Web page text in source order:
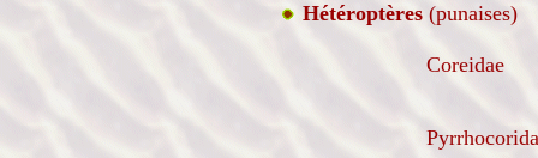
Hétéroptères (punaises)
Coreidae